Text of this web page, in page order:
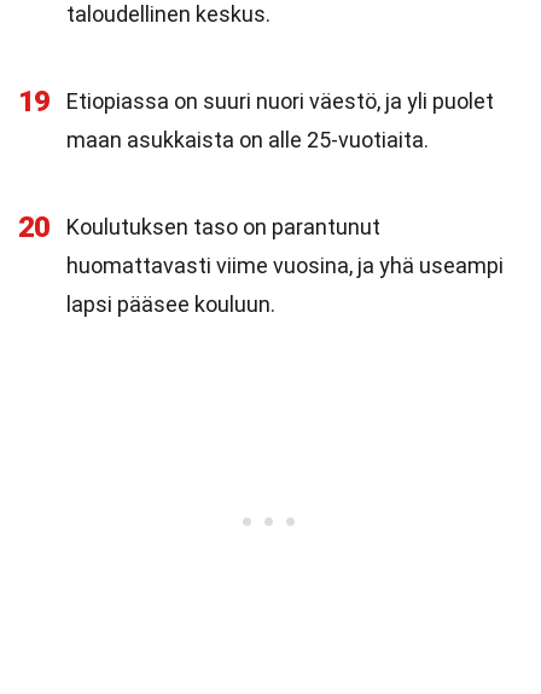
taloudellinen keskus.
19
Etiopiassa on suuri nuori väestö, ja yli puolet
maan asukkaista on alle 25-vuotiaita.
20
Koulutuksen taso on parantunut
huomattavasti viime vuosina, ja yhä useampi
lapsi pääsee kouluun.